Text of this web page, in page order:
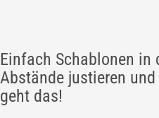
Einfach Schablonen in
Abstände justieren
geht das!